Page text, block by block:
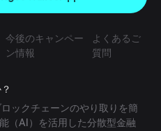
今後のキャンペー
ン情報
よくあるご
質問
ックチェーンのやり取りを簡
（AI）を活用した分散型金融